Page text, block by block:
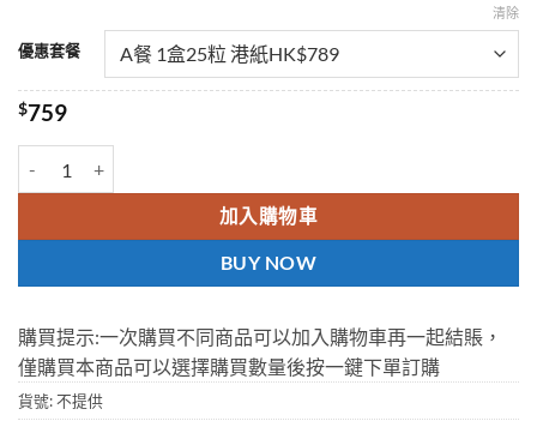
優惠套餐
清除
$759
加入購物車
BUY NOW
購買提示:一次購買不同商品可以加入購物車再一起結賬，
僅購買本商品可以選擇購買數量後按一鍵下單訂購
貨號:不提供